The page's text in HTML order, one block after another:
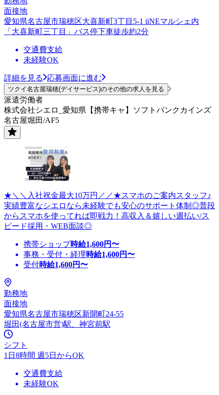
面接地
愛知県名古屋市瑞穂区大喜新町3丁目5-1 iiNEマルシェ内
「大喜新町三丁目」バス停下車徒歩約2分
交通費支給
未経験OK
詳細を見る 応募画面に進む
ツクイ名古屋瑞穂(デイサービス)のその他の求人を見る
派遣労働者
株式会社シエロ_愛知県【携帯キャ】ソフトバンクカインズ
名古屋堀田/AF5
★＼＼入社祝金最大10万円／／★スマホのご案内スタッフ♪
実績豊富なシエロなら未経験でも安心のサポート体制◎普段
からスマホを使ってれば即戦力！高収入＆嬉しい週払い/ス
ピード採用・WEB面談◎
携帯ショップ時給1,600円〜
事務・受付・経理時給1,600円〜
受付時給1,600円〜
勤務地
面接地
愛知県名古屋市瑞穂区新開町24-55
堀田(名古屋市営)駅、神宮前駅
シフト
1日8時間 週5日からOK
交通費支給
未経験OK